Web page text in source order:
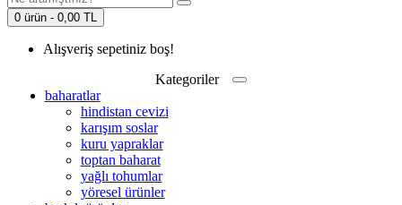
0 ürün - 0,00 TL
Alışveriş sepetiniz boş!
Kategoriler
baharatlar
hindistan cevizi
karışım soslar
kuru yapraklar
toptan baharat
yağlı tohumlar
yöresel ürünler